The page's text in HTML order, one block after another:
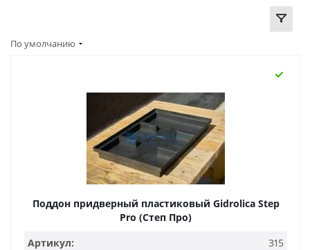
По умолчанию
Поддон придверный пластиковый Gidrolica Step
Pro (Степ Про)
Артикул:
315